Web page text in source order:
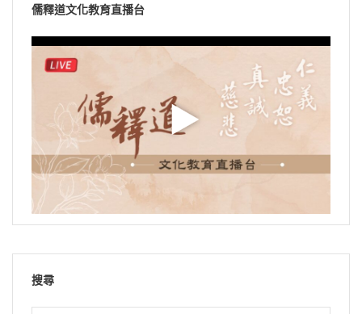
儒釋道文化教育直播台
搜尋